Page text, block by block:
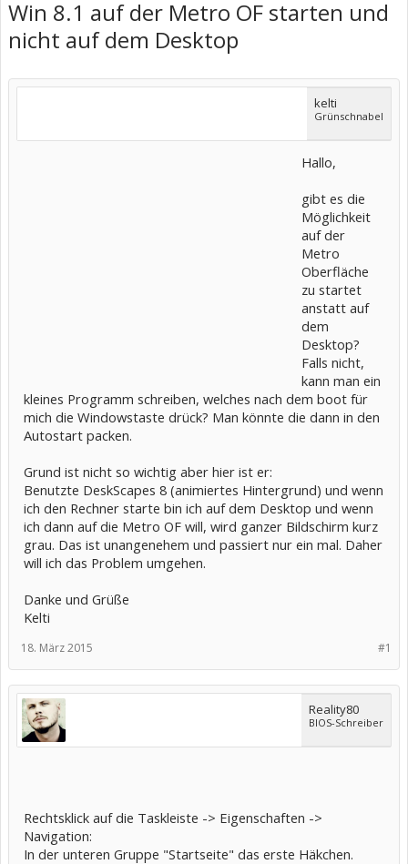
Win 8.1 auf der Metro OF starten und
nicht auf dem Desktop
kelti
Grünschnabel
Hallo,
gibt es die
Möglichkeit
auf der
Metro
Oberfläche
zu startet
anstatt auf
dem
Desktop?
Falls nicht,
kann man ein
kleines Programm schreiben, welches nach dem boot für
mich die Windowstaste drück? Man könnte die dann in den
Autostart packen.
Grund ist nicht so wichtig aber hier ist er:
Benutzte DeskScapes 8 (animiertes Hintergrund) und wenn
ich den Rechner starte bin ich auf dem Desktop und wenn
ich dann auf die Metro OF will, wird ganzer Bildschirm kurz
grau. Das ist unangenehem und passiert nur ein mal. Daher
will ich das Problem umgehen.
Danke und Grüße
Kelti
#1
18. März 2015
Reality80
BIOS-Schreiber
Rechtsklick auf die Taskleiste -> Eigenschaften ->
Navigation:
In der unteren Gruppe "Startseite" das erste Häkchen.